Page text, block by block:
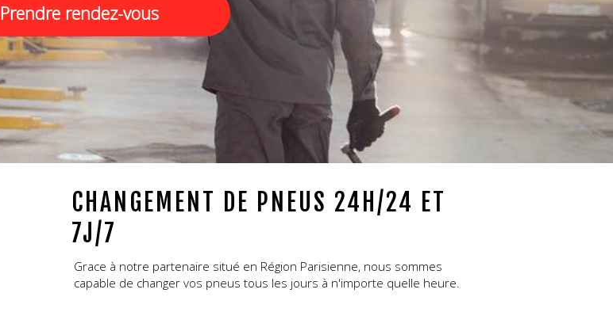
Prendre rendez-vous
CHANGEMENT DE PNEUS 24H/24 ET
7J/7
Grace à notre partenaire situé en Région Parisienne, nous sommes
capable de changer vos pneus tous les jours à n'importe quelle heure.